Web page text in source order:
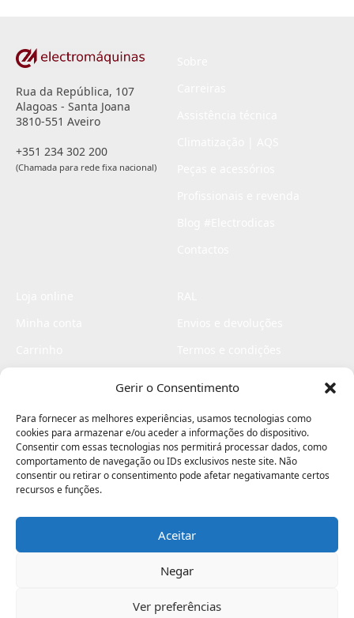
Gerir o Consentimento
Para fornecer as melhores experiências, usamos tecnologias como
cookies para armazenar e/ou aceder a informações do dispositivo.
Consentir com essas tecnologias nos permitirá processar dados, como
comportamento de navegação ou IDs exclusivos neste site. Não
consentir ou retirar o consentimento pode afetar negativamante certos
recursos e funções.
Aceitar
Negar
Ver preferências
Rua da República, 107
Alagoas - Santa Joana
3810-551 Aveiro
+351 234 302 200
(Chamada para rede fixa nacional)
Livro de elogios
Electromaquinas ©2026
contágio - agência criativa